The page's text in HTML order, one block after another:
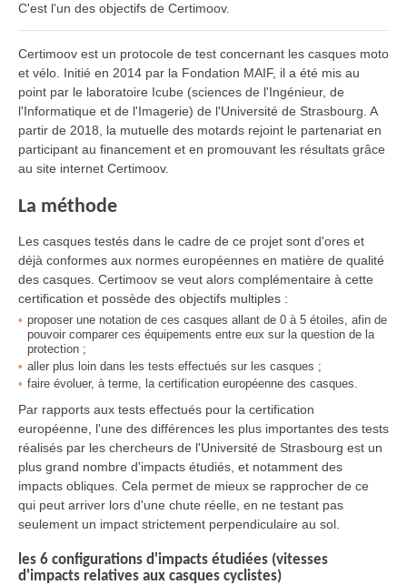
C'est l'un des objectifs de Certimoov.
Certimoov est un protocole de test concernant les casques moto
et vélo. Initié en 2014 par la Fondation MAIF, il a été mis au
point par le laboratoire Icube (sciences de l'Ingénieur, de
l'Informatique et de l'Imagerie) de l'Université de Strasbourg. A
partir de 2018, la mutuelle des motards rejoint le partenariat en
participant au financement et en promouvant les résultats grâce
au site internet Certimoov.
La méthode
Les casques testés dans le cadre de ce projet sont d'ores et
déjà conformes aux normes européennes en matière de qualité
des casques. Certimoov se veut alors complémentaire à cette
certification et possède des objectifs multiples :
proposer une notation de ces casques allant de 0 à 5 étoiles, afin de
pouvoir comparer ces équipements entre eux sur la question de la
protection ;
aller plus loin dans les tests effectués sur les casques ;
faire évoluer, à terme, la certification européenne des casques.
Par rapports aux tests effectués pour la certification
européenne, l'une des différences les plus importantes des tests
réalisés par les chercheurs de l'Université de Strasbourg est un
plus grand nombre d'impacts étudiés, et notamment des
impacts obliques. Cela permet de mieux se rapprocher de ce
qui peut arriver lors d'une chute réelle, en ne testant pas
seulement un impact strictement perpendiculaire au sol.
les 6 configurations d'impacts étudiées (vitesses
d'impacts relatives aux casques cyclistes)